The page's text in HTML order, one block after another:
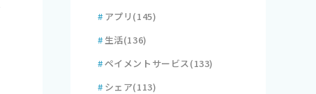
# アプリ(145)
# 生活(136)
#ペイメントサービス(133)
# シェア(113)